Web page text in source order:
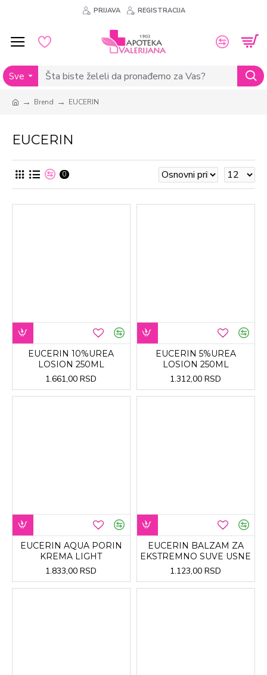
PRIJAVA REGISTRACIJA
Sve
Brend EUCERIN
EUCERIN
0
EUCERIN 10%UREA
LOSION 250ML
1.661,00 RSD
EUCERIN 5%UREA
LOSION 250ML
1.312,00 RSD
EUCERIN AQUA PORIN
KREMA LIGHT
1.833,00 RSD
EUCERIN BALZAM ZA
EKSTREMNO SUVE USNE
1.123,00 RSD